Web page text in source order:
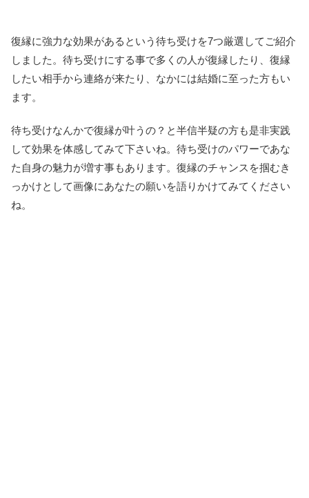
復縁に強力な効果があるという待ち受けを7つ厳選してご紹介
しました。待ち受けにする事で多くの人が復縁したり、復縁
したい相手から連絡が来たり、なかには結婚に至った方もい
ます。
待ち受けなんかで復縁が叶うの？と半信半疑の方も是非実践
して効果を体感してみて下さいね。待ち受けのパワーであな
た自身の魅力が増す事もあります。復縁のチャンスを掴むき
っかけとして画像にあなたの願いを語りかけてみてください
ね。